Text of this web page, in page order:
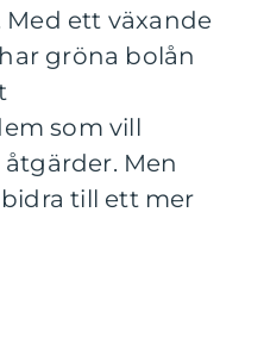
ett växande
gröna bolån
som vill
Men
till ett mer